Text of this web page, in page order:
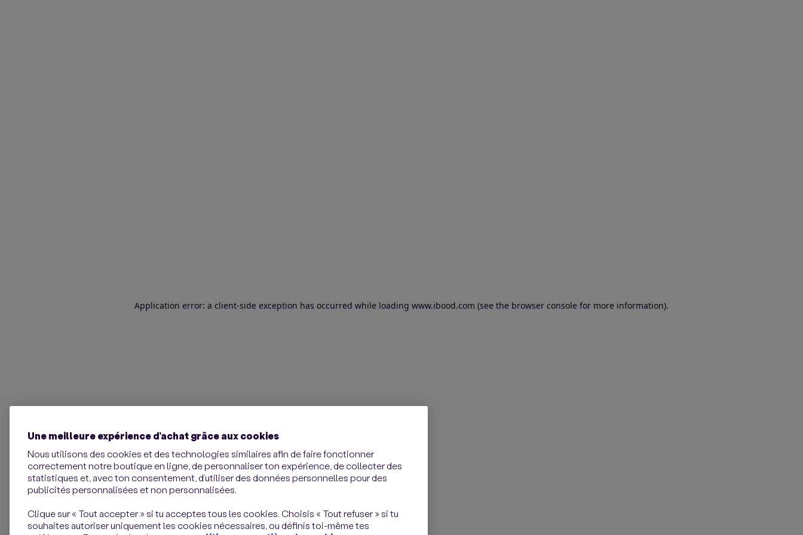
Application error: a client-side exception has occurred while loading www.ibood.com (see the browser console for more information).
Une meilleure expérience d’achat grâce aux cookies
Nous utilisons des cookies et des technologies similaires afin de faire fonctionner
correctement notre boutique en ligne, de personnaliser ton expérience, de collecter des
statistiques et, avec ton consentement, d’utiliser des données personnelles pour des
publicités personnalisées et non personnalisées.
Clique sur « Tout accepter » si tu acceptes tous les cookies. Choisis « Tout refuser » si tu
souhaites autoriser uniquement les cookies nécessaires, ou définis toi-même tes